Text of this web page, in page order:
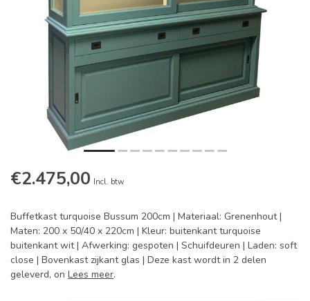
€2.475,00 Incl. btw
Buffetkast turquoise Bussum 200cm | Materiaal: Grenenhout |
Maten: 200 x 50/40 x 220cm | Kleur: buitenkant turquoise
buitenkant wit | Afwerking: gespoten | Schuifdeuren | Laden: soft
close | Bovenkast zijkant glas | Deze kast wordt in 2 delen
geleverd, on Lees meer.